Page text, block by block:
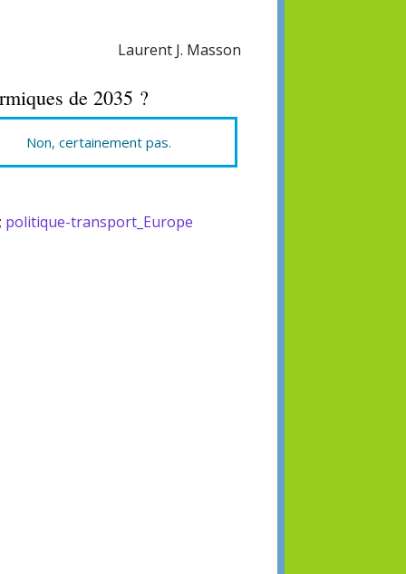
Laurent J. Masson
de 2035 ?
Non, certainement pas.
politique-transport_Europe